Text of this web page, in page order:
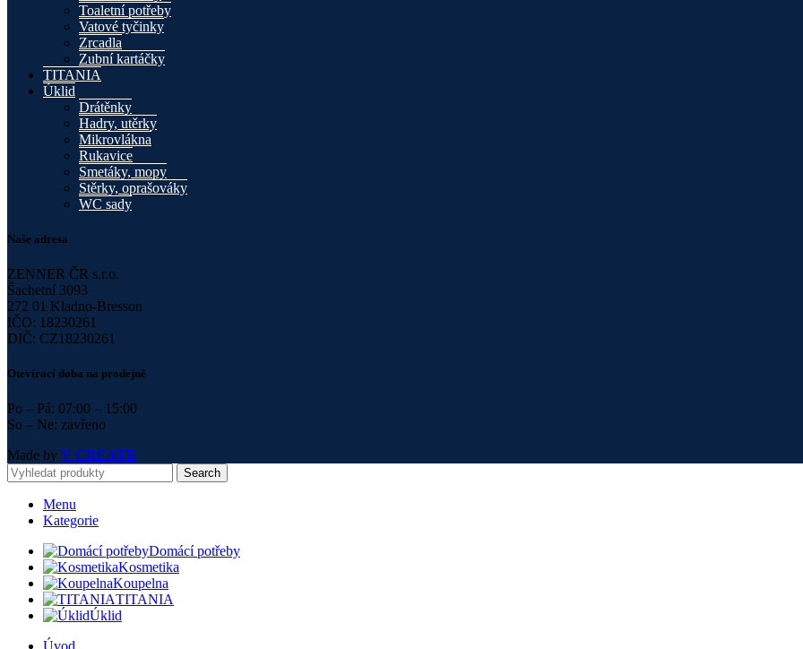
Toaletní potřeby
Vatové tyčinky
Zrcadla
Zubní kartáčky
TITANIA
Úklid
Drátěnky
Hadry, utěrky
Mikrovlákna
Rukavice
Smetáky, mopy
Stěrky, oprašováky
WC sady
Naše adresa
ZENNER ČR s.r.o.
Šachetní 3093
272 01 Kladno-Bresson
IČO: 18230261
DIČ: CZ18230261
Otevírací doba na prodejně
Po – Pá: 07:00 – 15:00
So – Ne: zavřeno
Made by V CREATE
Search
Menu
Kategorie
Domácí potřeby
Kosmetika
Koupelna
TITANIA
Úklid